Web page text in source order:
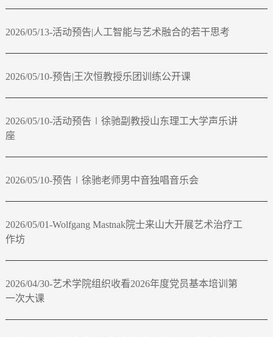
2026/05/13-活动预告|人工智能与艺术融合的若干思考
2026/05/10-预告|王次恒教授乐团训练公开课
2026/05/10-活动预告∣徐驰副教授山东理工大学声乐讲
座
2026/05/10-预告∣徐驰老师男中音独唱音乐会
2026/05/01-Wolfgang Mastnak院士来山大开展艺术治疗工
作坊
2026/04/30-艺术学院组织收看2026年度党员基本培训第
一次大课